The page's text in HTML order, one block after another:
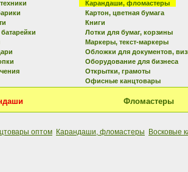
Карандаши, фломастеры
Картон, цветная бумага
Книги
Лотки для бумаг, корзины
Маркеры, текст-маркеры
Обложки для документов,
Оборудование для бизнеса
Открытки, грамоты
Офисные канцтовары
Фломастеры
оптом Карандаши, фломастеры Восковые